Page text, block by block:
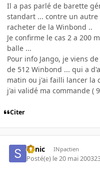
Il a pas parlé de barette
standart ... contre un
racheter de la Winbond ..
Je confirme le cas 2 a 200
balle ...
Pour info Jango, je viens
de 512 Winbond ... qui a
matin ou j'ai failli lancer la
j'ai validé ma commande (
Citer
Sonic INpactien
Posté(e) le 20 mai 2003